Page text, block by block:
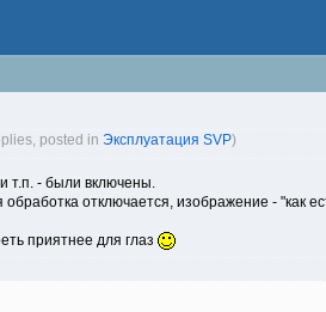
posted in Эксплуатация SVP)
т.п. - были включены.
отключается, изображение - "как
приятнее для глаз